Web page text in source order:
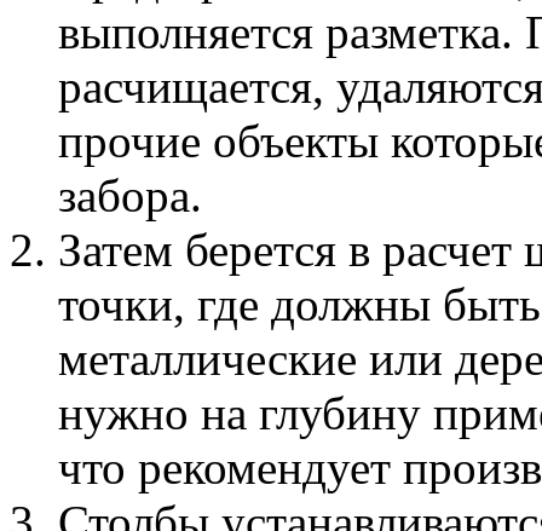
выполняется
расчищается,
прочие объекты
забора.
Затем берется в
точки, где должны
металлические или
нужно на глубину
что рекомендует